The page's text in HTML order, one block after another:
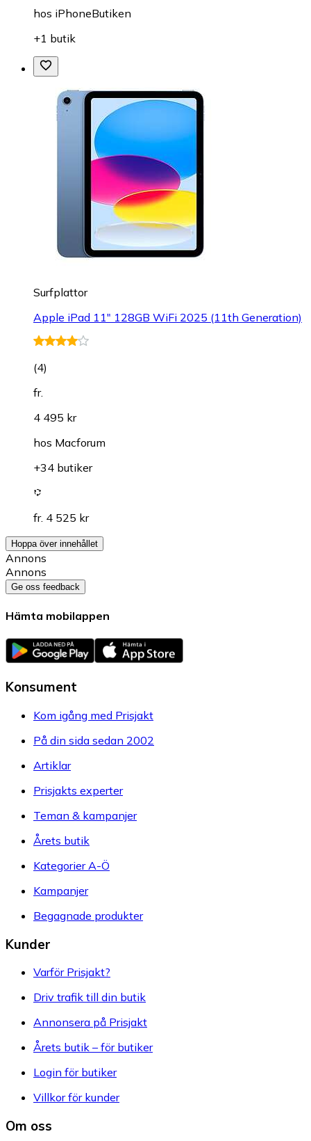
hos iPhoneButiken
+1 butik
Surfplattor
Apple iPad 11" 128GB WiFi 2025 (11th Generation)
(4)
fr.
4 495 kr
hos Macforum
+34 butiker
fr. 4 525 kr
Hoppa över innehållet
Annons
Annons
Ge oss feedback
Hämta mobilappen
Konsument
Kom igång med Prisjakt
På din sida sedan 2002
Artiklar
Prisjakts experter
Teman & kampanjer
Årets butik
Kategorier A-Ö
Kampanjer
Begagnade produkter
Kunder
Varför Prisjakt?
Driv trafik till din butik
Annonsera på Prisjakt
Årets butik – för butiker
Login för butiker
Villkor för kunder
Om oss